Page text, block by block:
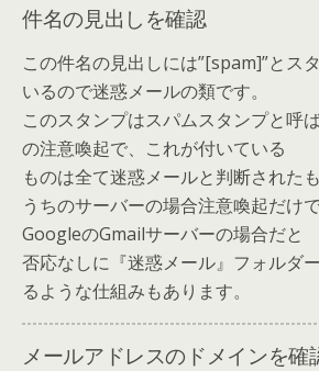
件名の見出しを確認
この件名の見出しには”[spam]”とス
いるので迷惑メールの類です。
このスタンプはスパムスタンプと呼
の注意喚起で、これが付いている
ものは全て迷惑メールと判断されたも
うちのサーバーの場合注意喚起だけ
GoogleのGmailサーバーの場合だと
否応なしに『迷惑メール』フォルダ
るような仕組みもあります。
メールアドレスのドメインを確